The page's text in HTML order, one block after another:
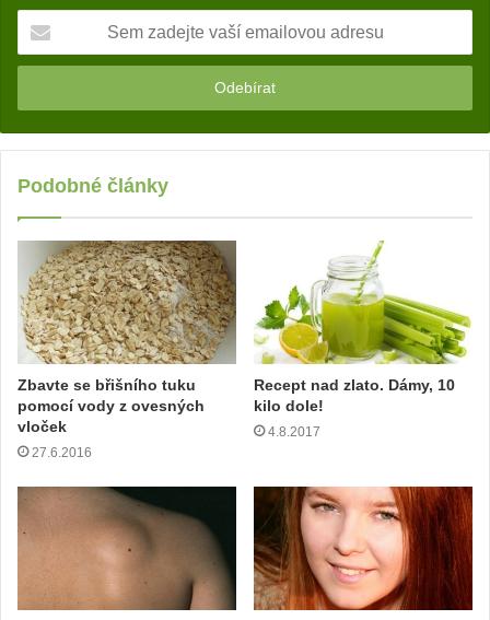
m
a
d
j
š
í
m
a
i
l
o
Podobné články
Zbavte se břišního tuku
pomocí vody z ovesných
vloček
27.6.2016
Recept nad zlato. Dámy, 10
kilo dole!
4.8.2017